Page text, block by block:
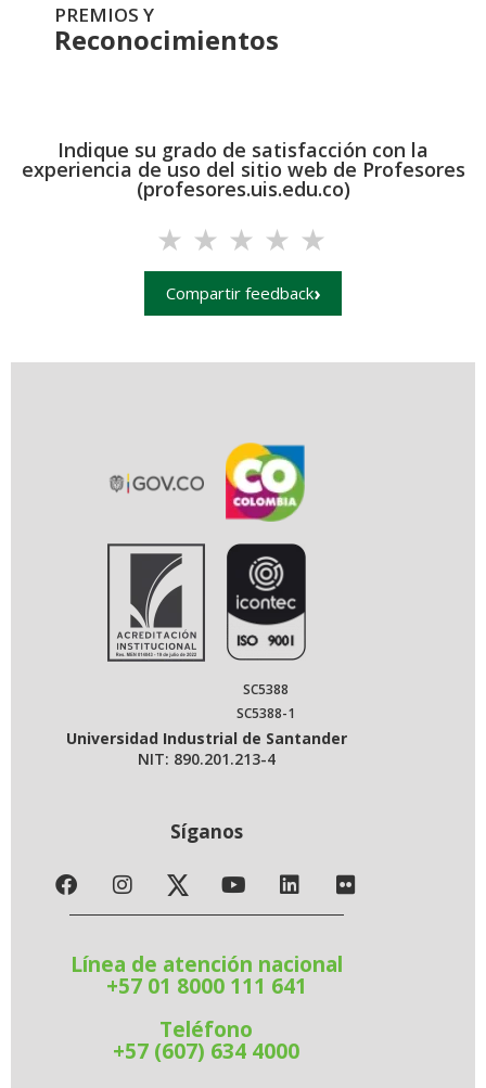
PREMIOS Y
Reconocimientos
Indique su grado de satisfacción con la
experiencia de uso del sitio web de Profesores
(profesores.uis.edu.co)